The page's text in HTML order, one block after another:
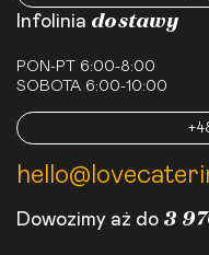
Infolinia dostawy
PON-PT 6:00-8:00
SOBOTA 6:00-10:00
Dowozimy aż do 3